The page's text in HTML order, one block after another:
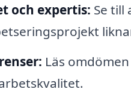
och expertis: Se
Läs